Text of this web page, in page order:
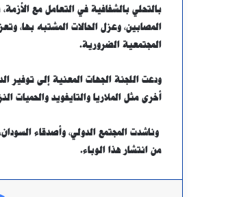
بالتحلي بالشفافية في التعامل مع
المصابين، وعزل الحالات المشتبه بها،
المجتمعية الضرورية.
ودعت اللجنة الجهات المعنية إلى توفير
أخرى مثل الملاريا والتايفويد والحميات
وناشدت المجتمع الدولي، وأصدقاء
من انتشار هذا الوباء.